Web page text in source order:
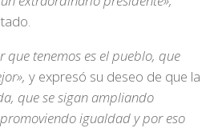
que tenemos es el pueblo, que
y expresó su deseo de que la
que se sigan ampliando
igualdad y por eso